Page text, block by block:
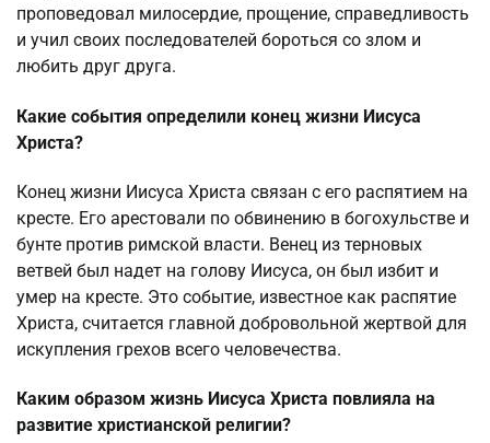
проповедовал милосердие, прощение, справедливость
и учил своих последователей бороться со злом и
любить друг друга.
Какие события определили конец жизни Иисуса
Христа?
Конец жизни Иисуса Христа связан с его распятием на
кресте. Его арестовали по обвинению в богохульстве и
бунте против римской власти. Венец из терновых
ветвей был надет на голову Иисуса, он был избит и
умер на кресте. Это событие, известное как распятие
Христа, считается главной добровольной жертвой для
искупления грехов всего человечества.
Каким образом жизнь Иисуса Христа повлияла на
развитие христианской религии?